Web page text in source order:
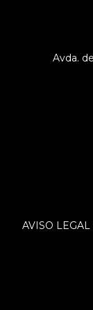
Avda.
AVISO LEGAL